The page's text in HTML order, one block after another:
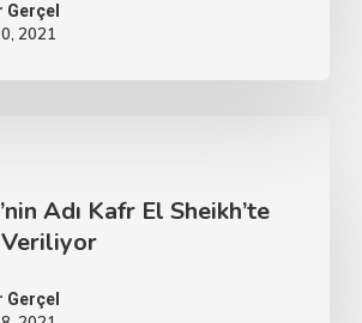
Gerçel
2021
Adı Kafr El Sheikh’te
Gerçel